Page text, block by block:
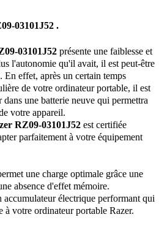
03101J52 .
03101J52présente une faiblesse et
l'autonomie qu'il avait, il est peut-être
En effet, après un certain temps
de votre ordinateur portable, il est
une batterie neuve qui permettra
votre appareil.
RZ09-03101J52est certifiée
parfaitement à votre équipement
une charge optimale grâce une
absence d'effet mémoire.
électrique performant qui
à votre ordinateur portable Razer.